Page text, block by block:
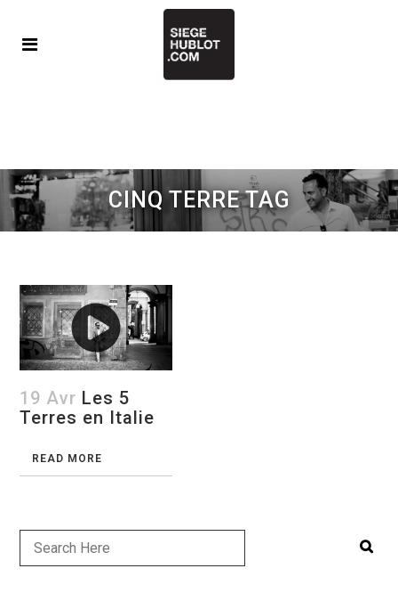
CINQ TERRE TAG
19 Avr Les 5
Terres en Italie
READ MORE